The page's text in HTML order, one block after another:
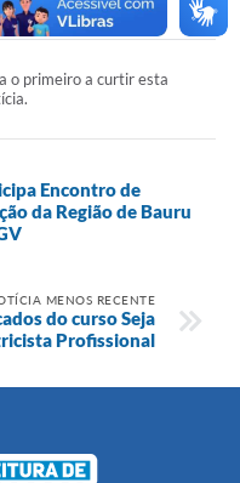
o primeiro a curtir esta
Encontro de
da Região de Bauru
MENOS RECENTE
do curso Seja
Profissional